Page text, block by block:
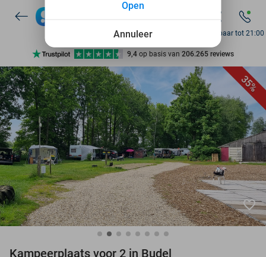
7 dagen per week beschikbaar
10+ miljoen leden
9,4 op basis van 206.265 reviews
Ontdek 15.000+ deals
7 dagen per week beschikbaar
10+ miljoen leden
Bereikbaar tot 21:00
35%
favorite_border
Kampeerplaats voor 2 in Budel
Annuleer
Open